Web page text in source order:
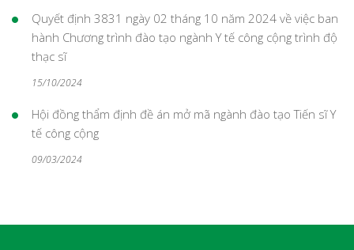
Quyết định 3831 ngày 02 tháng 10 năm 2024 về việc ban
hành Chương trình đào tạo ngành Y tế công cộng trình độ
thạc sĩ
15/10/2024
Hội đồng thẩm định đề án mở mã ngành đào tạo Tiến sĩ Y
tế công cộng
09/03/2024